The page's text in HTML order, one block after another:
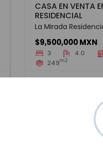
CASA EN VENTA
RESIDENCIAL
La Mirada
$9,500,000 MXN
3 4.0
249m2